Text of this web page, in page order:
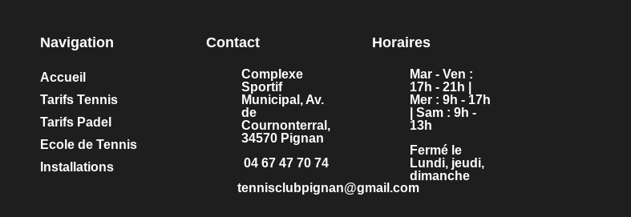
Navigation
Accueil
Tarifs Tennis
Tarifs Padel
Ecole de Tennis
Installations
Contact
Complexe
Sportif
Municipal, Av.
de
Cournonterral,
34570 Pignan
04 67 47 70 74
tennisclubpignan@gmail.com
Horaires
Mar - Ven :
17h - 21h |
Mer : 9h - 17h
| Sam : 9h -
13h
Fermé le
Lundi, jeudi,
dimanche